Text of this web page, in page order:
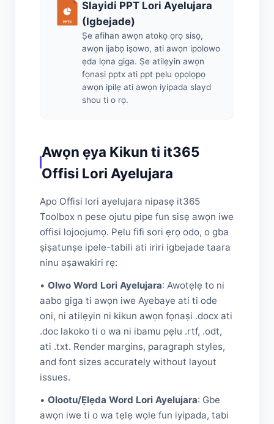
Slayidi PPT Lori Ayelujara
(Igbejade)
Ṣe afihan awọn atokọ ọrọ sisọ,
awọn ijabọ iṣowo, ati awọn ipolowo
ẹda lọna giga. Ṣe atilẹyin awọn
fọnaṣi pptx ati ppt pẹlu ọpọlọpọ
awọn ipilẹ ati awọn iyipada slayd
shou ti o rọ.
Awọn ẹya Kikun ti it365
Offisi Lori Ayelujara
Apo Offisi lori ayelujara nipasẹ it365
Toolbox n pese ojutu pipe fun sisẹ awọn iwe
offisi lojoojumọ. Pẹlu fifi sori ẹrọ odo, o gba
ṣiṣatunṣe ipele-tabili ati iriri igbejade taara
ninu aṣawakiri rẹ:
• Olwo Word Lori Ayelujara: Awotẹlẹ to ni
aabo giga ti awọn iwe Ayebaye ati ti ode
oni, ni atilẹyin ni kikun awọn fọnaṣi .docx ati
.doc lakoko ti o wa ni ibamu pẹlu .rtf, .odt,
ati .txt. Render margins, paragraph styles,
and font sizes accurately without layout
issues.
• Olootu/Ẹlẹda Word Lori Ayelujara: Gbe
awọn iwe ti o wa tẹlẹ wọle fun iyipada, tabi